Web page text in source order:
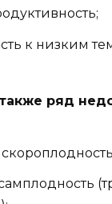
к низким
ряд